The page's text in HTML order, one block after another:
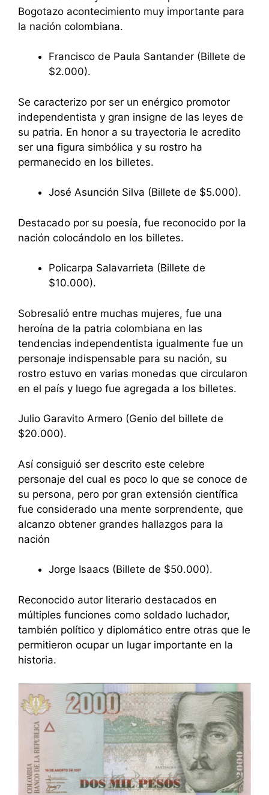
Bogotazo acontecimiento muy importante para
la nación colombiana.
Francisco de Paula Santander (Billete de
$2.000).
Se caracterizo por ser un enérgico promotor
independentista y gran insigne de las leyes de
su patria. En honor a su trayectoria le acredito
ser una figura simbólica y su rostro ha
permanecido en los billetes.
José Asunción Silva (Billete de $5.000).
Destacado por su poesía, fue reconocido por la
nación colocándolo en los billetes.
Policarpa Salavarrieta (Billete de
$10.000).
Sobresalió entre muchas mujeres, fue una
heroína de la patria colombiana en las
tendencias independentista igualmente fue un
personaje indispensable para su nación, su
rostro estuvo en varias monedas que circularon
en el país y luego fue agregada a los billetes.
Julio Garavito Armero (Genio del billete de
$20.000).
Así consiguió ser descrito este celebre
personaje del cual es poco lo que se conoce de
su persona, pero por gran extensión científica
fue considerado una mente sorprendente, que
alcanzo obtener grandes hallazgos para la
nación
Jorge Isaacs (Billete de $50.000).
Reconocido autor literario destacados en
múltiples funciones como soldado luchador,
también político y diplomático entre otras que le
permitieron ocupar un lugar importante en la
historia.